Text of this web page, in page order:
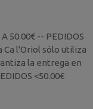
50.00€ -- PEDIDOS
Ca l'Oriol sólo utiliza
la entrega en
<50.00€